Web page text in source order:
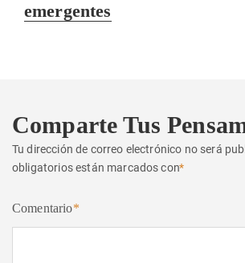
emergentes
Comparte Tus
Tu dirección de correo electrónico no será
obligatorios están marcados con*
Comentario*